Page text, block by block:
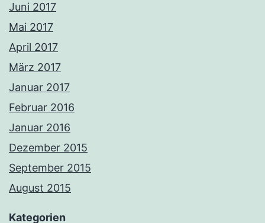
Juni 2017
Mai 2017
April 2017
März 2017
Januar 2017
Februar 2016
Januar 2016
Dezember 2015
September 2015
August 2015
Kategorien